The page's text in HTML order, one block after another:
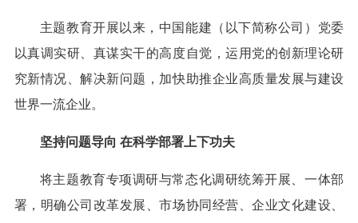
主题教育开展以来，中国能建（以下简称公司）党委
以真调实研、真谋实干的高度自觉，运用党的创新理论研
究新情况、解决新问题，加快助推企业高质量发展与建设
世界一流企业。
坚持问题导向 在科学部署上下功夫
将主题教育专项调研与常态化调研统筹开展、一体部
署，明确公司改革发展、市场协同经营、企业文化建设、